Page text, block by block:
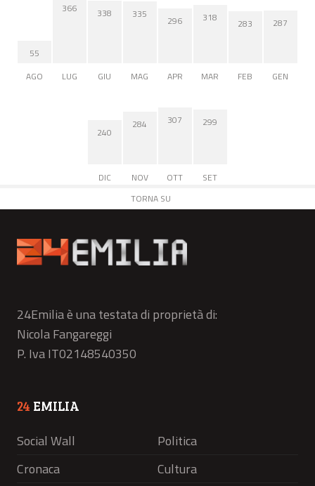
55
AGO
366
LUG
338
GIU
335
MAG
296
APR
318
MAR
283
FEB
287
GEN
240
DIC
284
NOV
307
OTT
299
SET
TORNA SU
24Emilia è una testata di proprietà di:
Nicola Fangareggi
P. Iva IT02148540350
24 EMILIA
Social Wall
Politica
Cronaca
Cultura